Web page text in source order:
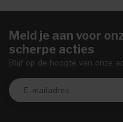
Meld je aan voor
scherpe acties
Blijf op de hoogte van onze